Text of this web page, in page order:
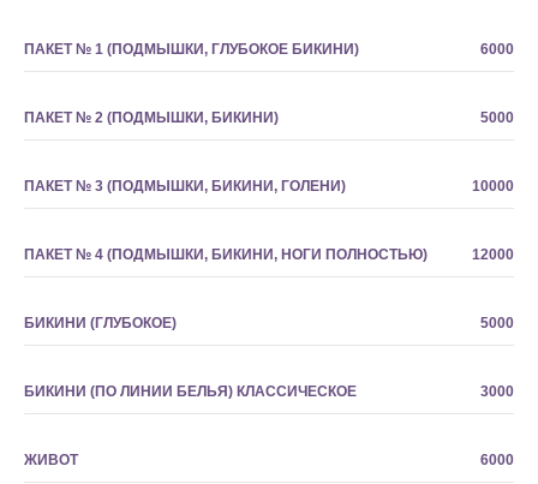
ПАКЕТ № 1 (ПОДМЫШКИ, ГЛУБОКОЕ БИКИНИ) 6000
ПАКЕТ № 2 (ПОДМЫШКИ, БИКИНИ) 5000
ПАКЕТ № 3 (ПОДМЫШКИ, БИКИНИ, ГОЛЕНИ) 10000
ПАКЕТ № 4 (ПОДМЫШКИ, БИКИНИ, НОГИ ПОЛНОСТЬЮ) 12000
БИКИНИ (ГЛУБОКОЕ) 5000
БИКИНИ (ПО ЛИНИИ БЕЛЬЯ) КЛАССИЧЕСКОЕ 3000
ЖИВОТ 6000